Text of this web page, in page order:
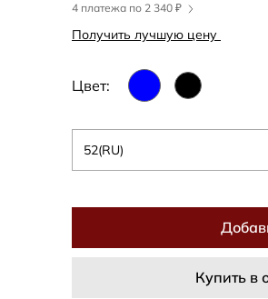
4 платежа по 2 340 ₽
Получить лучшую цену
Цвет:
52(RU)
Купить в